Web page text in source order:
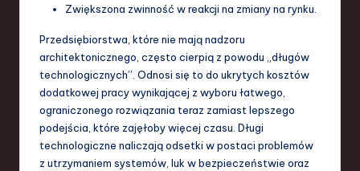
Zwiększona zwinność w reakcji na zmiany na rynku.
Przedsiębiorstwa, które nie mają nadzoru
architektonicznego, często cierpią z powodu „długów
technologicznych”. Odnosi się to do ukrytych kosztów
dodatkowej pracy wynikającej z wyboru łatwego,
ograniczonego rozwiązania teraz zamiast lepszego
podejścia, które zajęłoby więcej czasu. Długi
technologiczne naliczają odsetki w postaci problemów
z utrzymaniem systemów, luk w bezpieczeństwie oraz